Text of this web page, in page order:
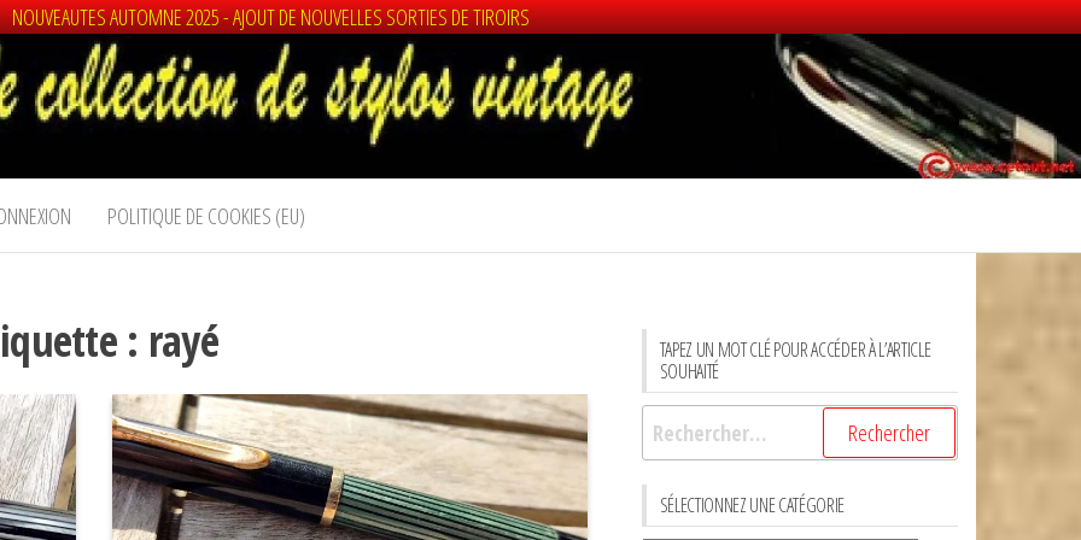
NOUVEAUTES AUTOMNE 2025 - AJOUT DE NOUVELLES SORTIES DE TIROIRS
POLITIQUE DE COOKIES (EU)
: rayé
TAPEZ UN MOT CLÉ POUR ACCÉDER À L’ARTICLE
SOUHAITÉ
Rechercher :
SÉLECTIONNEZ UNE CATÉGORIE